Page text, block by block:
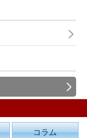
コラム